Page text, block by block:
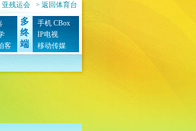
亚残运会
> 返回体育台
客
多
终
端
手机 CBox
IP电视
移动传媒